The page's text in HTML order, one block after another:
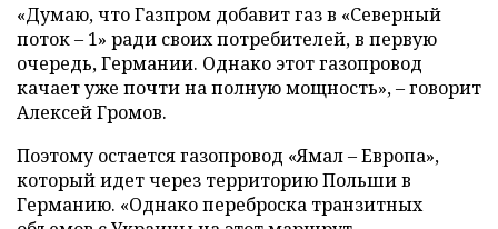
«Думаю, что Газпром добавит газ в «Северный
поток – 1» ради своих потребителей, в первую
очередь, Германии. Однако этот газопровод
качает уже почти на полную мощность», – говорит
Алексей Громов.
Поэтому остается газопровод «Ямал – Европа»,
который идет через территорию Польши в
Германию. «Однако переброска транзитных